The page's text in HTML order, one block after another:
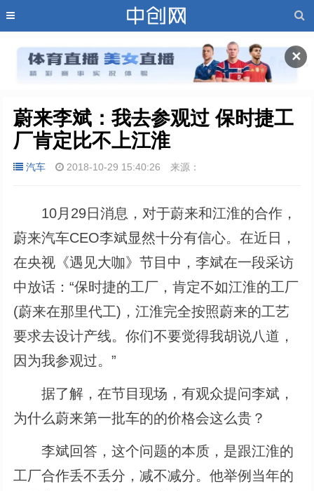
✕
蔚来李斌：我去参观过 保时捷工
厂肯定比不上江淮
汽车 2018-10-29 15:40:26 来源：
10月29日消息，对于蔚来和江淮的合作，
蔚来汽车CEO李斌显然十分有信心。在近日，
在央视《遇见大咖》节目中，李斌在一段采访
中放话：“保时捷的工厂，肯定不如江淮的工厂
(蔚来在那里代工)，江淮完全按照蔚来的工艺
要求去设计产线。你们不要觉得我胡说八道，
因为我参观过。”
据了解，在节目现场，有观众提问李斌，
为什么蔚来第一批车的的价格会这么贵？
李斌回答，这个问题的本质，是跟江淮的
工厂合作丢不丢分，减不减分。他举例当年的